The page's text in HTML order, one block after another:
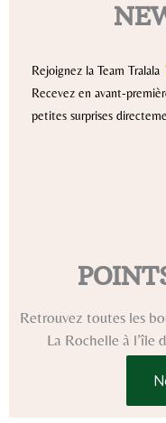
Rejoignez la Team Tralala
Recevez en avant-
petites surprises
Retrouvez toutes les
La Rochelle à l’île